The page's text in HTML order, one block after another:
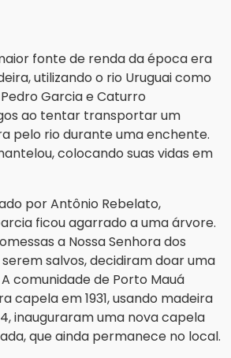
fonte de renda da época era
utilizando o rio Uruguai como
Garcia e Caturro
ao tentar transportar um
pelo rio durante uma enchente.
colocando suas vidas em
por Antônio Rebelato,
ficou agarrado a uma árvore.
a Nossa Senhora dos
salvos, decidiram doar uma
comunidade de Porto Mauá
capela em 1931, usando madeira
inauguraram uma nova capela
que ainda permanece no local.